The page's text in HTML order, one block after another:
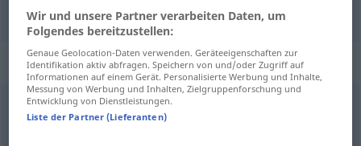
Synonyme für "Knopf"
Schalter,Taste
Wir und unsere Partner verarbeiten Daten, um
Folgendes bereitzustellen:
Genaue Geolocation-Daten verwenden. Geräteeigenschaften zur
Identifikation aktiv abfragen. Speichern von und/oder Zugriff auf
Informationen auf einem Gerät. Personalisierte Werbung und Inhalte,
Messung von Werbung und Inhalten, Zielgruppenforschung und
Entwicklung von Dienstleistungen.
Liste der Partner (Lieferanten)